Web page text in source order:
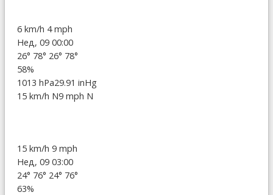
6 km/h 4 mph
Нед, 09 00:00
26° 78° 26° 78°
58%
1013 hPa29.91 inHg
15 km/h N9 mph N
15 km/h 9 mph
Нед, 09 03:00
24° 76° 24° 76°
63%